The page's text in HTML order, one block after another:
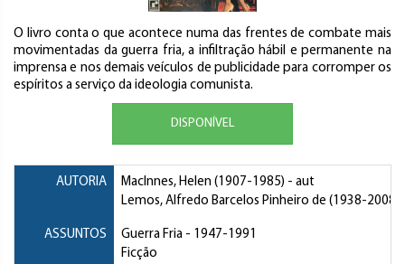
O livro conta o que acontece numa das frentes de combate mais
movimentadas da guerra fria, a infiltração hábil e permanente na
imprensa e nos demais veículos de publicidade para corromper os
espíritos a serviço da ideologia comunista.
DISPONÍVEL
AUTORIA MacInnes, Helen (1907-1985) - aut
Lemos, Alfredo Barcelos Pinheiro de (1938-2008)
ASSUNTOS Guerra Fria - 1947-1991
Ficção